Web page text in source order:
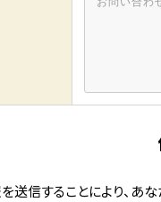
信することにより、あ